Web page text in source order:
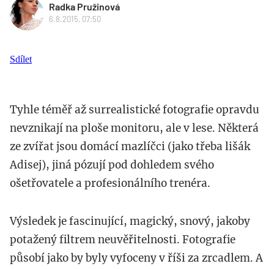
Radka Pružinová
6.8.2015, 07:50
Sdílet
Tyhle téměř až surrealistické fotografie opravdu
nevznikají na ploše monitoru, ale v lese. Některá
ze zvířat jsou domácí mazlíčci (jako třeba lišák
Adisej), jiná pózují pod dohledem svého
ošetřovatele a profesionálního trenéra.
Výsledek je fascinující, magický, snový, jakoby
potažený filtrem neuvěřitelnosti. Fotografie
působí jako by byly vyfoceny v říši za zrcadlem. A